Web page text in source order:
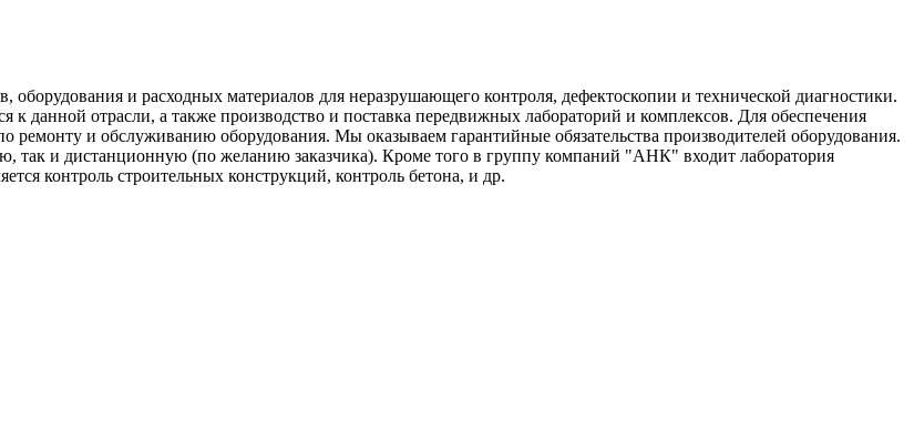
и расходных материалов для неразрушающего контроля, дефектоскопии и технической диагностики.
данной отрасли, а также производство и поставка передвижных лабораторий и комплексов. Для обеспечения
и обслуживанию оборудования. Мы оказываем гарантийные обязательства производителей оборудования.
так и дистанционную (по желанию заказчика). Кроме того в группу компаний "АНК" входит лаборатория
контроль строительных конструкций, контроль бетона, и др.